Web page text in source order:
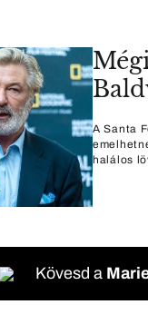
A Santa
halálos
Kövesd a